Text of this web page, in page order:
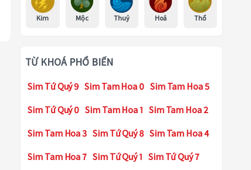
Kim Mộc Thuỷ Hoả Thổ
TỪ KHOÁ PHỔ BIẾN
Sim Tứ Quý 9 Sim Tam Hoa 0 Sim Tam Hoa 5
Sim Tứ Quý 0 Sim Tam Hoa 1 Sim Tam Hoa 2
Sim Tam Hoa 3 Sim Tứ Quý 8 Sim Tam Hoa 4
Sim Tam Hoa 7 Sim Tứ Quý 1 Sim Tứ Quý 7